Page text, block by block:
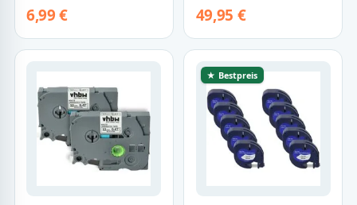
LetraTag LT-100H,
6,99 €
White, Seniorenhandy
49,95 €
★ Bestpreis